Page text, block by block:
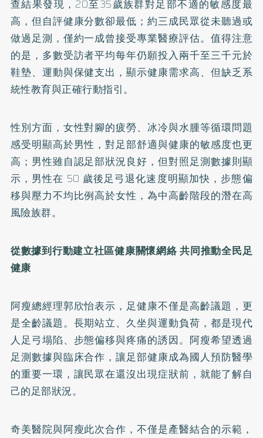
查結果發現，20至35歲族群對足部不適的敏感度最
高，但自評健康分數卻最低；約三成民眾從未聽過或
做過足測，僅約一成曾接受專業醫療評估。值得注意
的是，多數受訪者平均每年仍願投入兩千至三千元於
鞋墊、運動與保健支出，顯示健康需求高、但缺乏系
統性教育與正確行動指引。
性別方面，女性對腳的疲勞、冰冷與水腫等循環問題
感受明顯高於男性，對足部舒適與健康的敏感度也更
高；男性雖自認足部狀況良好，但對照足測數據則顯
示，男性在 50 歲後足弓退化速度明顯加快，步態偏
移與壓力不均比例高於女性，為中高齡階段的潛在高
風險族群。
從數據到行動建立社區健康關懷網絡 共同推動全民足
健康
阿瘦總經理郭欣怡表示，足健康不僅是高齡議題，更
是全齡議題。長期站立、久坐與運動負荷，都是現代
人足弓塌陷、步態偏移與疼痛的誘因。阿瘦希望透過
足測數據與臨床合作，讓足部健康成為國人預防醫學
的重要一環，讓民眾在還沒出現症狀前，就能了解自
己的足部狀況。
奇美醫院與阿瘦此次合作，不僅是產醫結合的示範，